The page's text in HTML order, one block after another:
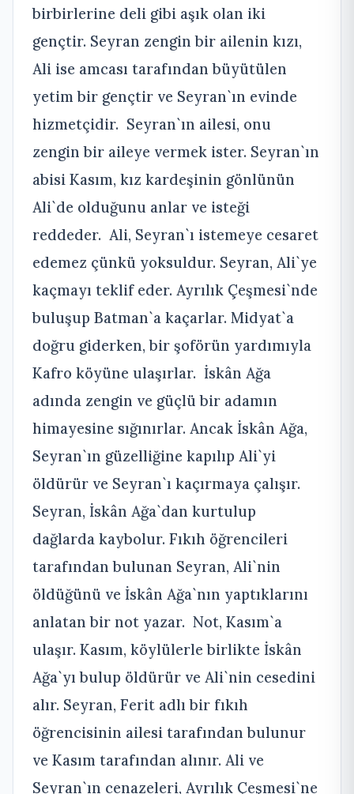
birbirlerine deli gibi aşık olan iki
gençtir. Seyran zengin bir ailenin kızı,
Ali ise amcası tarafından büyütülen
yetim bir gençtir ve Seyran`ın evinde
hizmetçidir. Seyran`ın ailesi, onu
zengin bir aileye vermek ister. Seyran`ın
abisi Kasım, kız kardeşinin gönlünün
Ali`de olduğunu anlar ve isteği
reddeder. Ali, Seyran`ı istemeye cesaret
edemez çünkü yoksuldur. Seyran, Ali`ye
kaçmayı teklif eder. Ayrılık Çeşmesi`nde
buluşup Batman`a kaçarlar. Midyat`a
doğru giderken, bir şoförün yardımıyla
Kafro köyüne ulaşırlar. İskân Ağa
adında zengin ve güçlü bir adamın
himayesine sığınırlar. Ancak İskân Ağa,
Seyran`ın güzelliğine kapılıp Ali`yi
öldürür ve Seyran`ı kaçırmaya çalışır.
Seyran, İskân Ağa`dan kurtulup
dağlarda kaybolur. Fıkıh öğrencileri
tarafından bulunan Seyran, Ali`nin
öldüğünü ve İskân Ağa`nın yaptıklarını
anlatan bir not yazar. Not, Kasım`a
ulaşır. Kasım, köylülerle birlikte İskân
Ağa`yı bulup öldürür ve Ali`nin cesedini
alır. Seyran, Ferit adlı bir fıkıh
öğrencisinin ailesi tarafından bulunur
ve Kasım tarafından alınır. Ali ve
Seyran`ın cenazeleri, Ayrılık Çeşmesi`ne